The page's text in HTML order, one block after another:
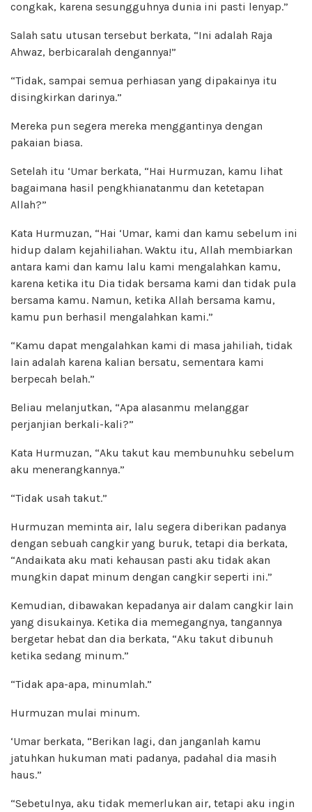
congkak, karena sesungguhnya dunia ini pasti lenyap.”
Salah satu utusan tersebut berkata, “Ini adalah Raja
Ahwaz, berbicaralah dengannya!”
“Tidak, sampai semua perhiasan yang dipakainya itu
disingkirkan darinya.”
Mereka pun segera mereka menggantinya dengan
pakaian biasa.
Setelah itu ‘Umar berkata, “Hai Hurmuzan, kamu lihat
bagaimana hasil pengkhianatanmu dan ketetapan
Allah?”
Kata Hurmuzan, “Hai ‘Umar, kami dan kamu sebelum ini
hidup dalam kejahiliahan. Waktu itu, Allah membiarkan
antara kami dan kamu lalu kami mengalahkan kamu,
karena ketika itu Dia tidak bersama kami dan tidak pula
bersama kamu. Namun, ketika Allah bersama kamu,
kamu pun berhasil mengalahkan kami.”
“Kamu dapat mengalahkan kami di masa jahiliah, tidak
lain adalah karena kalian bersatu, sementara kami
berpecah belah.”
Beliau melanjutkan, “Apa alasanmu melanggar
perjanjian berkali-kali?”
Kata Hurmuzan, “Aku takut kau membunuhku sebelum
aku menerangkannya.”
“Tidak usah takut.”
Hurmuzan meminta air, lalu segera diberikan padanya
dengan sebuah cangkir yang buruk, tetapi dia berkata,
“Andaikata aku mati kehausan pasti aku tidak akan
mungkin dapat minum dengan cangkir seperti ini.”
Kemudian, dibawakan kepadanya air dalam cangkir lain
yang disukainya. Ketika dia memegangnya, tangannya
bergetar hebat dan dia berkata, “Aku takut dibunuh
ketika sedang minum.”
“Tidak apa-apa, minumlah.”
Hurmuzan mulai minum.
‘Umar berkata, “Berikan lagi, dan janganlah kamu
jatuhkan hukuman mati padanya, padahal dia masih
haus.”
“Sebetulnya, aku tidak memerlukan air, tetapi aku ingin